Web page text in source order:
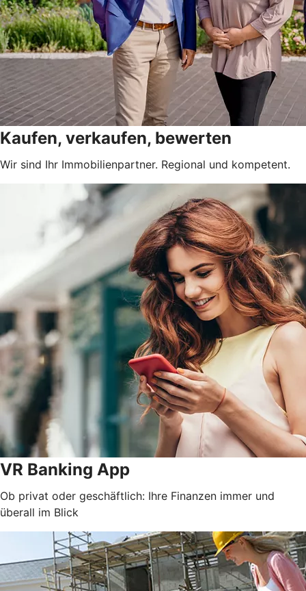
Kaufen, verkaufen, bewerten
Wir sind Ihr Immobilienpartner. Regional und kompetent.
VR Banking App
Ob privat oder geschäftlich: Ihre Finanzen immer und
überall im Blick